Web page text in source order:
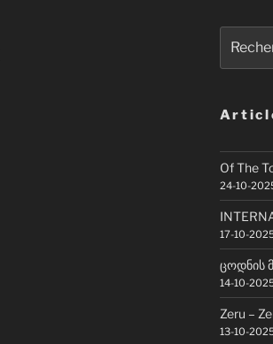
pour
:
Of The
24-10-
17-10-
ცოდნის
14-10-
Zeru –
13-10-